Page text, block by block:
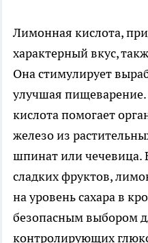
Лимонная кислота,
характерный вкус,
Она стимулирует
улучшая
кислота помогает
железо из
шпинат или чечевица.
сладких фруктов,
на уровень сахара в
безопасным выбором
контролирующих